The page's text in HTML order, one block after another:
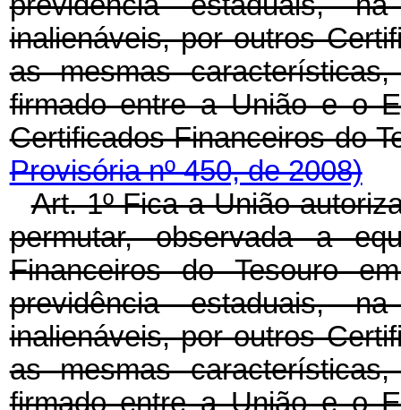
inalienáveis, por outros
as mesmas
firmado entre a União e o
Certificados Financeiros do
Provisória nº 450, de 2008)
Art. 1º Fica a União
permutar, observada a
Financeiros do Tesouro
previdência estaduais,
inalienáveis, por outros
as mesmas
firmado entre a União e o